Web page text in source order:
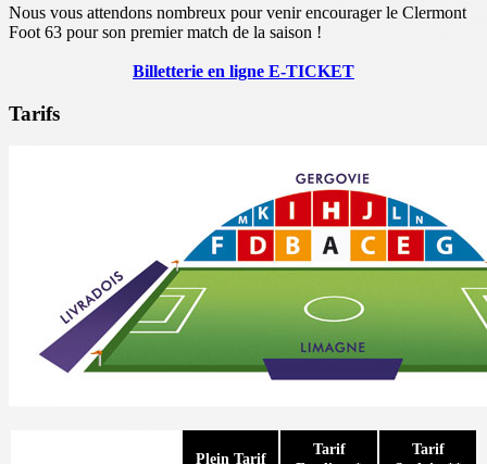
Nous vous attendons nombreux pour venir encourager le Clermont
Foot 63 pour son premier match de la saison !
Billetterie en ligne E-TICKET
Tarifs
Plein Tarif
Tarif
Tarif